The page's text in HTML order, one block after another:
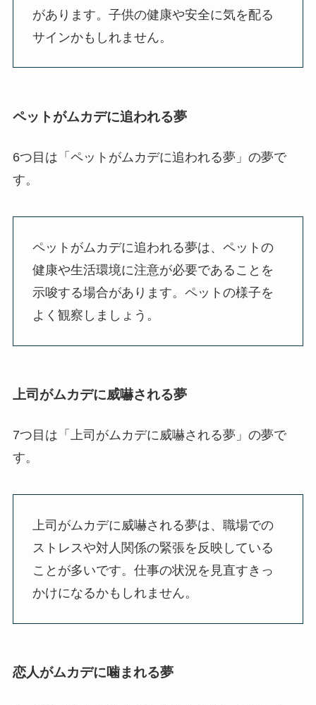
があります。子供の健康や安全に気を配る
サインかもしれません。
ペットがムカデに追われる夢
6つ目は「ペットがムカデに追われる夢」の夢で
す。
ペットがムカデに追われる夢は、ペットの
健康や生活環境に注意が必要であることを
示唆する場合があります。ペットの様子を
よく観察しましょう。
上司がムカデに威嚇される夢
7つ目は「上司がムカデに威嚇される夢」の夢で
す。
上司がムカデに威嚇される夢は、職場での
ストレスや対人関係の緊張を反映している
ことが多いです。仕事の状況を見直すきっ
かけになるかもしれません。
恋人がムカデに噛まれる夢